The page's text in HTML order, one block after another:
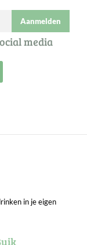
Aanmelden
media
op Twitter
de Buik op Instagram
in je eigen